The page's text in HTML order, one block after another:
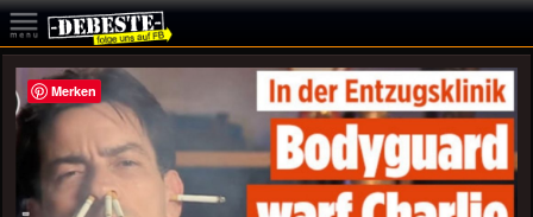
Merken